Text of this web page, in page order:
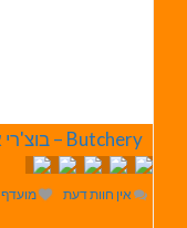
אין חוות דעת מועדף